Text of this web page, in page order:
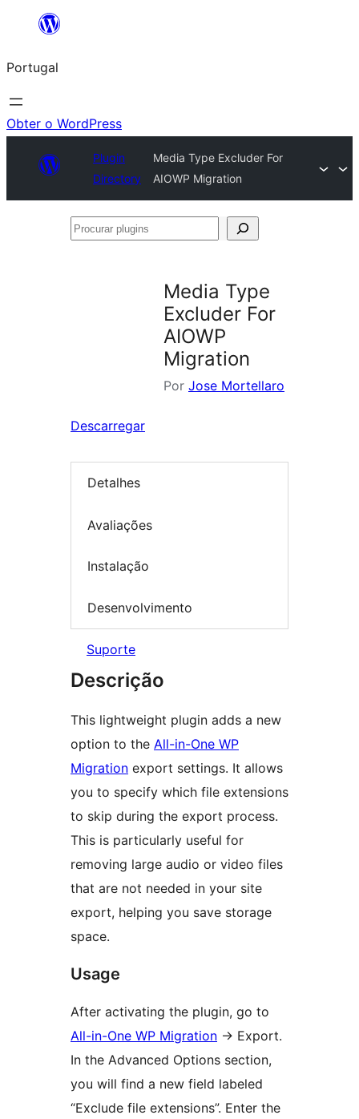
Saltar
o
conteúdo
Portugal
Obter o WordPress
Plugin
Directory
Media Type Excluder For
AIOWP Migration
Procurar
Media Type
Excluder For
AIOWP
Migration
Por Jose Mortellaro
Descarregar
Detalhes
Avaliações
Instalação
Desenvolvimento
Suporte
Descrição
This lightweight plugin adds a new
option to the All-in-One WP
Migration export settings. It allows
you to specify which file extensions
to skip during the export process.
This is particularly useful for
removing large audio or video files
that are not needed in your site
export, helping you save storage
space.
Usage
After activating the plugin, go to
All-in-One WP Migration -> Export.
In the Advanced Options section,
you will find a new field labeled
“Exclude file extensions”. Enter the